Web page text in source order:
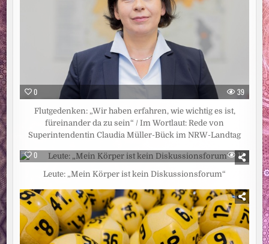
0 39
Flutgedenken: „Wir haben erfahren, wie wichtig es ist,
füreinander da zu sein“ / Im Wortlaut: Rede von
Superintendentin Claudia Müller-Bück im NRW-Landtag
0 18
Leute: „Mein Körper ist kein Diskussionsforum“